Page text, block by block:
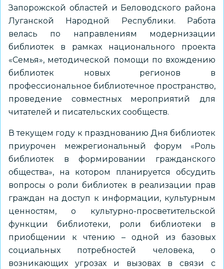
Запорожской областей и Беловодского района
Луганской Народной Республики. Работа
велась по направлениям модернизации
библиотек в рамках национального проекта
«Семья», методической помощи по вхождению
библиотек новых регионов в
профессиональное библиотечное пространство,
проведение совместных мероприятий для
читателей и писательских сообществ.
В текущем году к празднованию Дня библиотек
приурочен межрегиональный форум «Роль
библиотек в формировании гражданского
общества», на котором планируется обсудить
вопросы о роли библиотек в реализации прав
граждан на доступ к информации, культурным
ценностям, о культурно-просветительской
функции библиотеки, роли библиотеки в
приобщении к чтению – одной из базовых
социальных потребностей человека, о
возникающих угрозах и вызовах в связи с